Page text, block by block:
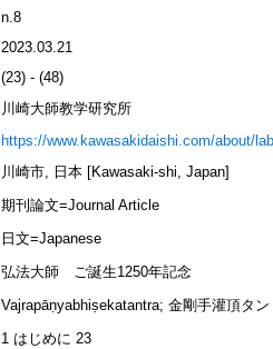
n.8
2023.03.21
(23) - (48)
川崎大師教学研究所
https://www.kawasakidaishi.com/about/
川崎市, 日本 [Kawasaki-shi, Japan]
期刊論文=Journal Article
日文=Japanese
弘法大師 ご誕生1250年記念
Vajrapāṇyabhiṣekatantra; 金剛手灌頂タ
1 はじめに 23